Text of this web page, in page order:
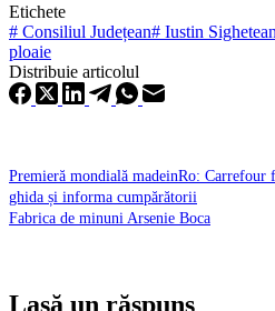
Etichete
# Consiliul Județean# Iustin
ploaie
Distribuie articolul
Premieră mondială madeinRo: Carrefour
ghida și informa cumpărătorii
Fabrica de minuni Arsenie Boca
Lasă un răspuns